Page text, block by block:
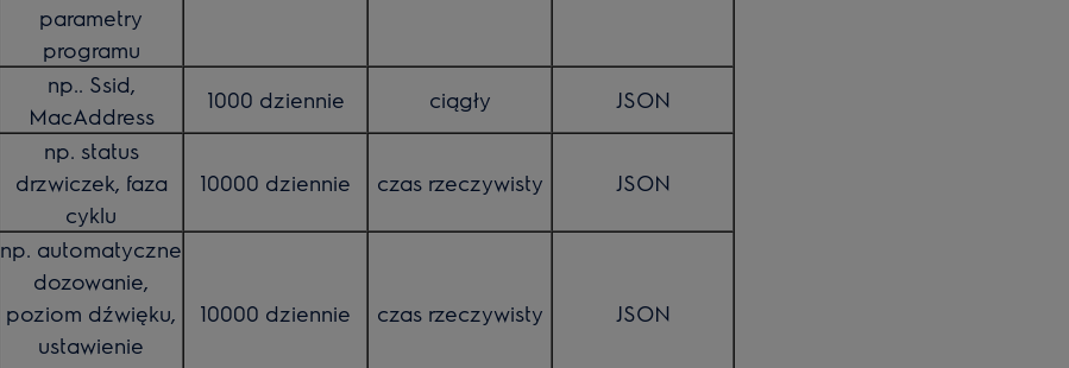
parametry
programu
np.. Ssid,
MacAddress
1000 dziennie ciągły JSON
np. status
drzwiczek, faza
cyklu
10000 dziennie czas rzeczywisty JSON
np. automatyczne
dozowanie,
poziom dźwięku,
ustawienie
10000 dziennie czas rzeczywisty JSON